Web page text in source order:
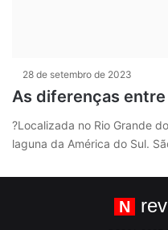
28 de setembro de 2023
As diferenças
?Localizada no Rio Grande
laguna da América do Sul.
N